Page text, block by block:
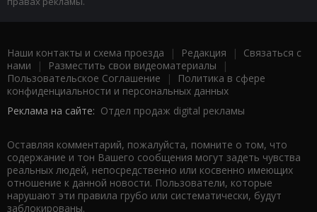
Наши контакты и схема проезда | Редакция | Связаться с
нами | Разместить свои видеоматериалы |
Пользовательское Соглашение |
Политика в сфере
конфиденциальности и персональных данных
Реклама на сайте: Отдел продаж digital рекламы
Оставляя комментарий, пожалуйста, помните о том, что
содержание и тон Вашего сообщения могут задеть чувства
реальных людей, непосредственно или косвенно имеющих
отношение к данной новости. Пользователи, которые
нарушают эти правила грубо или систематически, будут
заблокированы.